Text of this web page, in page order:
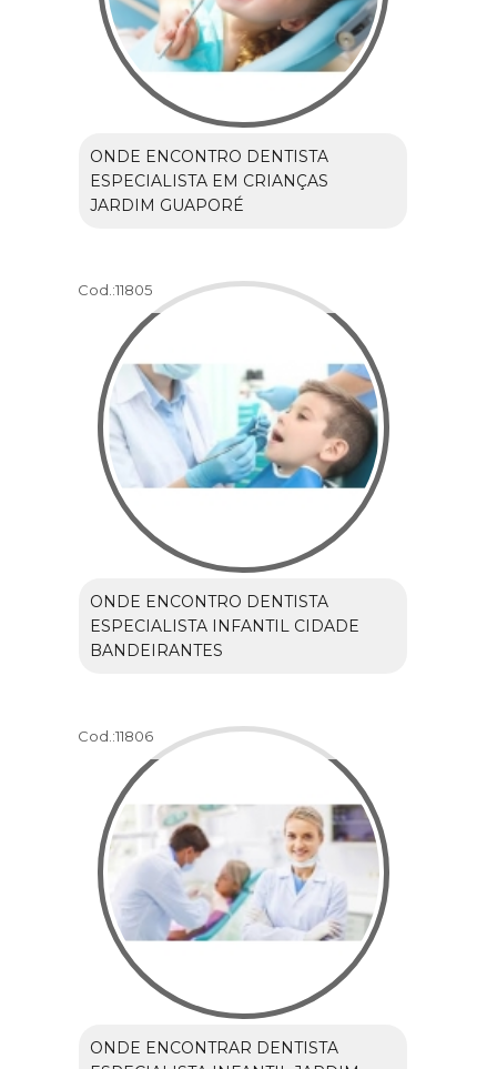
ONDE ENCONTRO DENTISTA
ESPECIALISTA EM CRIANÇAS
JARDIM GUAPORÉ
Cod.:11805
ONDE ENCONTRO DENTISTA
ESPECIALISTA INFANTIL CIDADE
BANDEIRANTES
Cod.:11806
ONDE ENCONTRAR DENTISTA